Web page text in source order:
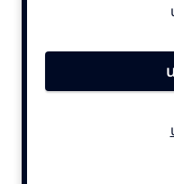
Contentmarketing